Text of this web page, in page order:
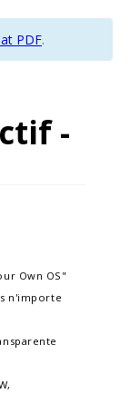
PDF.
-
Own OS"
n'importe